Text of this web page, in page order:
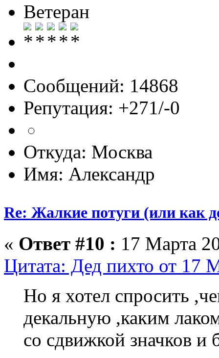
Ветеран
Сообщений: 14868
Репутация: +271/-0
Откуда: Москва
Имя: Александр
Re: Жалкие потуги (или как
« Ответ #10 : 17 Марта
Цитата: Дед пихто от 17
Но я хотел спросить
декальную ,каким
со сдвижкой значков и